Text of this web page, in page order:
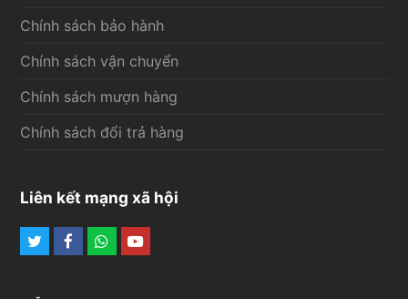
Chính sách bảo hành
Chính sách vận chuyển
Chính sách mượn hàng
Chính sách đổi trả hàng
Liên kết mạng xã hội
TwitterFacebook
Whatsapp
Youtube